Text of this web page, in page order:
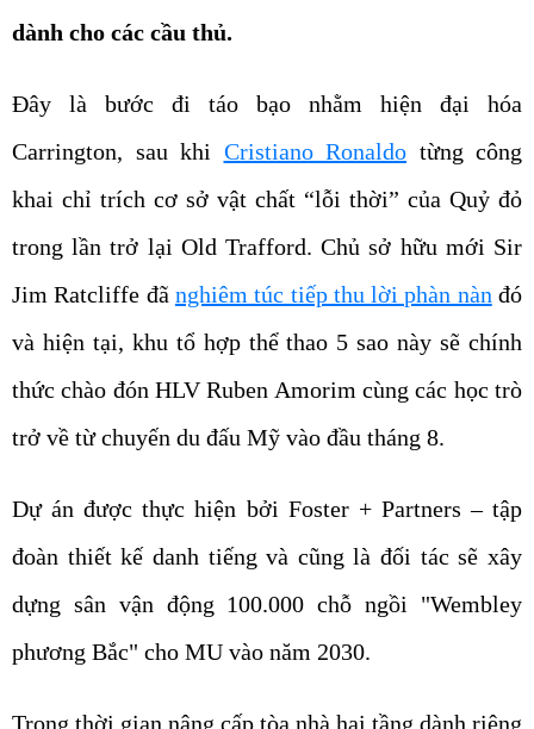
dành cho các cầu thủ.
Đây là bước đi táo bạo nhằm hiện đại hóa
Carrington, sau khi Cristiano Ronaldo từng công
khai chỉ trích cơ sở vật chất “lỗi thời” của Quỷ đỏ
trong lần trở lại Old Trafford. Chủ sở hữu mới Sir
Jim Ratcliffe đã nghiêm túc tiếp thu lời phàn nàn đó
và hiện tại, khu tổ hợp thể thao 5 sao này sẽ chính
thức chào đón HLV Ruben Amorim cùng các học trò
trở về từ chuyến du đấu Mỹ vào đầu tháng 8.
Dự án được thực hiện bởi Foster + Partners – tập
đoàn thiết kế danh tiếng và cũng là đối tác sẽ xây
dựng sân vận động 100.000 chỗ ngồi "Wembley
phương Bắc" cho MU vào năm 2030.
Trong thời gian nâng cấp tòa nhà hai tầng dành riêng